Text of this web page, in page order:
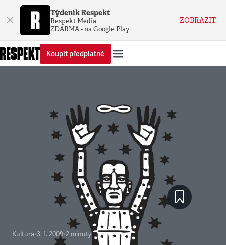
× Týdeník Respekt
Respekt Media
ZDARMA - na Google Play
ZOBRAZIT
Koupit předplatné
Kultura•3. 1. 2009•2 minuty